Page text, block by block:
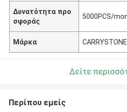
Δυνατότητα προ
σφοράς
5000PCS/
Μάρκα
Δείτε
Περίπου εμείς